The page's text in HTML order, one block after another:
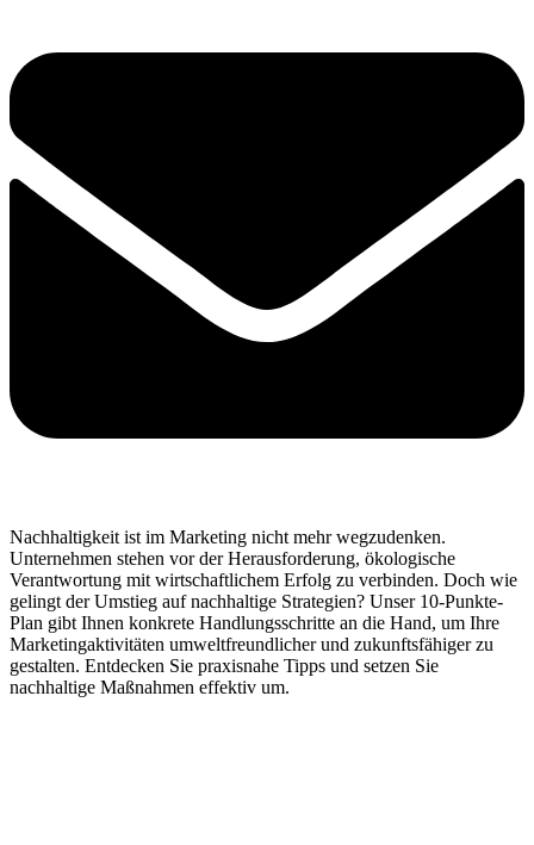
Nachhaltigkeit ist im Marketing nicht mehr wegzudenken.
Unternehmen stehen vor der Herausforderung, ökologische
Verantwortung mit wirtschaftlichem Erfolg zu verbinden. Doch wie
gelingt der Umstieg auf nachhaltige Strategien? Unser 10-Punkte-
Plan gibt Ihnen konkrete Handlungsschritte an die Hand, um Ihre
Marketingaktivitäten umweltfreundlicher und zukunftsfähiger zu
gestalten. Entdecken Sie praxisnahe Tipps und setzen Sie
nachhaltige Maßnahmen effektiv um.